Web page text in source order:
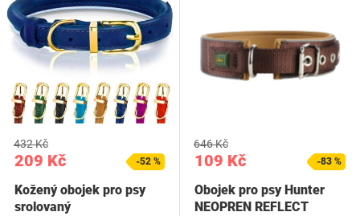
209 Kč
432 Kč
-52 %
Kožený obojek pro psy
srolovaný
109 Kč
646 Kč
-83 %
Obojek pro psy Hunter
NEOPREN REFLECT